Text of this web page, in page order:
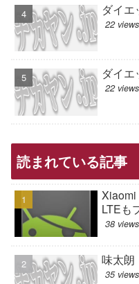
ダイエ
22 views
ダイエ
22 views
読まれている記事
Xiaomi
LTEも
38 views
味太朗
35 views